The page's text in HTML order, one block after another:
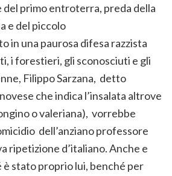
del primo entroterra, preda della
e del piccolo
in una paurosa difesa razzista
i forestieri, gli sconosciuti e gli
Filippo Sarzana, detto
che indica l’insalata altrove
o valeriana), vorrebbe
dell’anziano professore
ripetizione d’italiano. Anche e
stato proprio lui, benché per